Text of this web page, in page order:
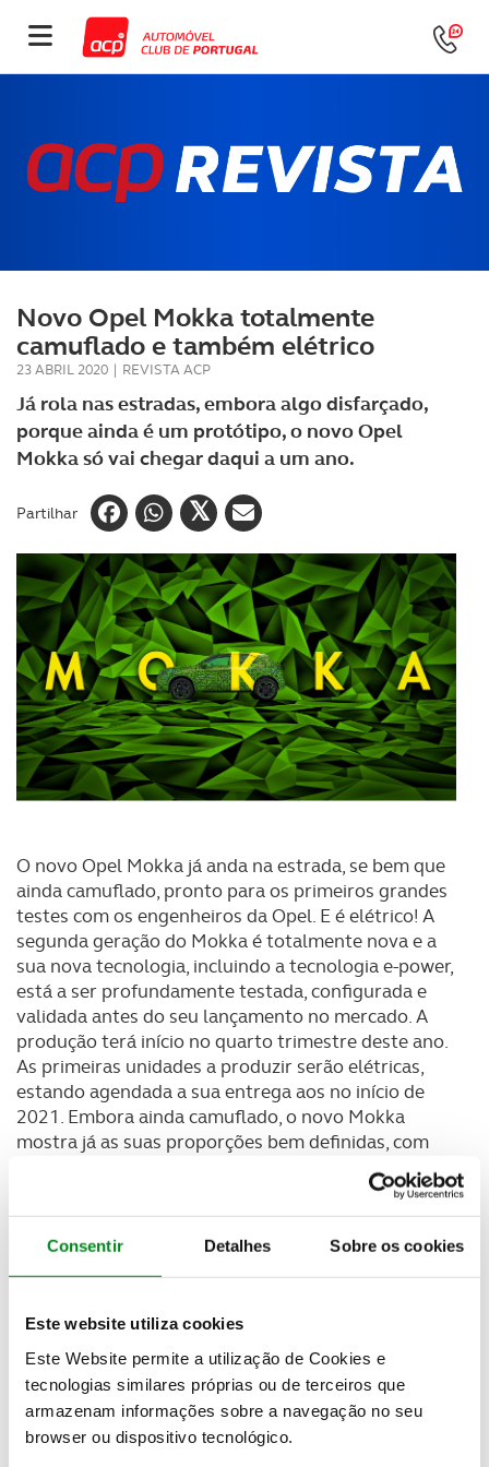
Consentir Detalhes Sobre os cookies
Este website utiliza cookies
Este Website permite a utilização de Cookies e
tecnologias similares próprias ou de terceiros que
armazenam informações sobre a navegação no seu
browser ou dispositivo tecnológico.
Novo Opel Mokka totalmente
camuflado e também elétrico
23 ABRIL 2020 | REVISTA ACP
Já rola nas estradas, embora algo disfarçado,
porque ainda é um protótipo, o novo Opel
Mokka só vai chegar daqui a um ano.
Partilhar
O novo Opel Mokka já anda na estrada, se bem que
ainda camuflado, pronto para os primeiros grandes
testes com os engenheiros da Opel. E é elétrico! A
segunda geração do Mokka é totalmente nova e a
sua nova tecnologia, incluindo a tecnologia e-power,
está a ser profundamente testada, configurada e
validada antes do seu lançamento no mercado. A
produção terá início no quarto trimestre deste ano.
As primeiras unidades a produzir serão elétricas,
estando agendada a sua entrega aos no início de
2021. Embora ainda camuflado, o novo Mokka
mostra já as suas proporções bem definidas, com
projeções dianteiras e traseiras curtas, totalmente
em linha com a filosofia de design Opel mais
desenvolvida.